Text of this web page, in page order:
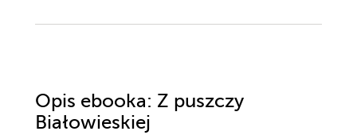
Opis ebooka: Z puszczy
Białowieskiej